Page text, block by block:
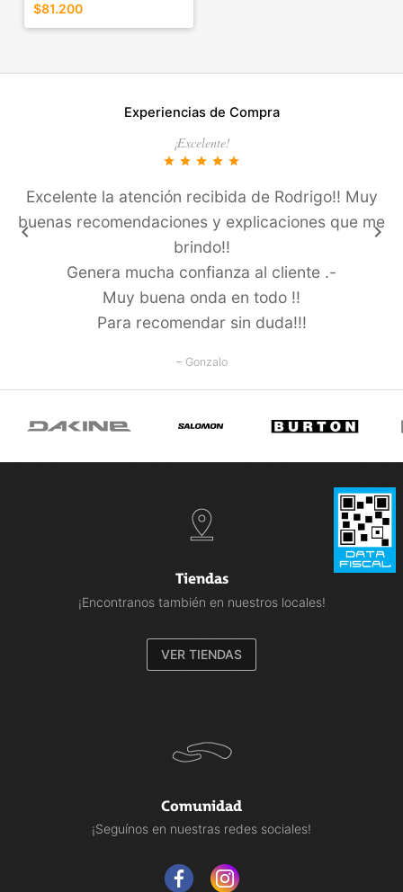
$81.200
Experiencias de Compra
¡Excelente!
star star star star star
Excelente la atención recibida de Rodrigo!! Muy
buenas recomendaciones y explicaciones que me
brindo!!
Genera mucha confianza al cliente .-
Muy buena onda en todo !!
Para recomendar sin duda!!!
– Gonzalo
keyboard_arrow_left keyboard_arrow_right
Tiendas
¡Encontranos también en nuestros locales!
VER TIENDAS
Comunidad
¡Seguínos en nuestras redes sociales!